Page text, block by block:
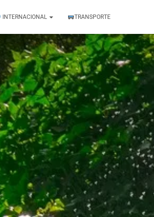
INTERNACIONAL TRANSPORTE